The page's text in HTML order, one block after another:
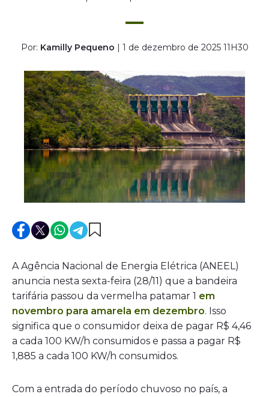
Por: Kamilly Pequeno | 1 de dezembro de 2025 11H30
A Agência Nacional de Energia Elétrica (ANEEL)
anuncia nesta sexta-feira (28/11) que a bandeira
tarifária passou da vermelha patamar 1 em
novembro para amarela em dezembro. Isso
significa que o consumidor deixa de pagar R$ 4,46
a cada 100 KW/h consumidos e passa a pagar R$
1,885 a cada 100 KW/h consumidos.
Com a entrada do período chuvoso no país, a